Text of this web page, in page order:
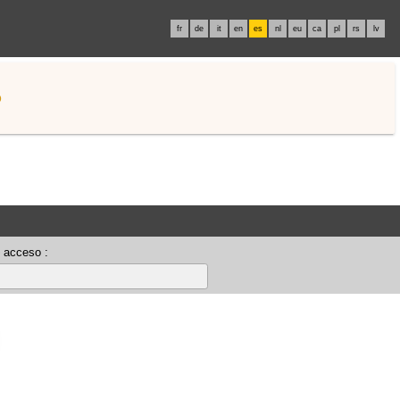
fr de it en es nl eu ca pl rs lv
acceso :